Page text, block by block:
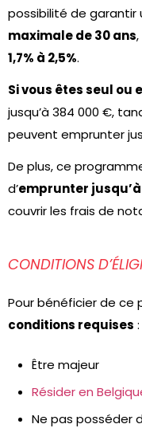
possibilité de garantir
maximale de 30 ans
1,7% à 2,5%.
Si vous êtes seul ou
jusqu’à 384 000 €,
peuvent emprunter
De plus, ce
d’emprunter
couvrir les frais de
CONDITIONS
Pour bénéficier de ce
conditions requises :
Être majeur
Résider en
Ne pas posséder